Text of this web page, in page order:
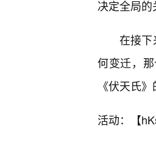
决定全局的
在接
何变迁，
《伏天氏
活动：【